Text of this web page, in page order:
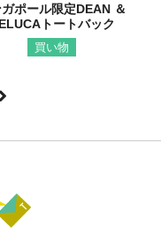
ポール限定DEAN ＆
トートバック
買い物